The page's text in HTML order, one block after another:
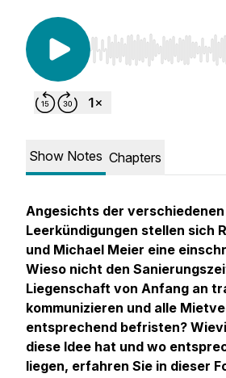
Use Left/Right to
Show Notes Chapters
Angesichts der
Leerkündigungen stellen sich
und Michael Meier eine
Wieso nicht den
Liegenschaft von Anfang an
kommunizieren und alle
entsprechend befristen?
diese Idee hat und wo
liegen, erfahren Sie in dieser